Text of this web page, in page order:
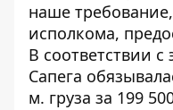
наше
исполкома,
В соответствии
Сапега
м. груза за 199